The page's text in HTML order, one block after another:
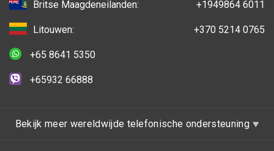
Britse Maagdeneilanden: +1949864 6011
Litouwen: +370 5214 0765
+65 8641 5350
+65932 66888
Bekijk meer wereldwijde telefonische ondersteuning